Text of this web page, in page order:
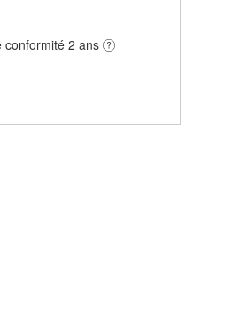
conformité 2 ans